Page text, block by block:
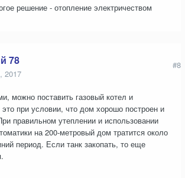
решение - отопление электричеством
78
2017
#8
можно поставить газовый котел и
это при условии, что дом хорошо построен и
правильном утеплении и использовании
на 200-метровый дом тратится около
период. Если танк закопать, то еще